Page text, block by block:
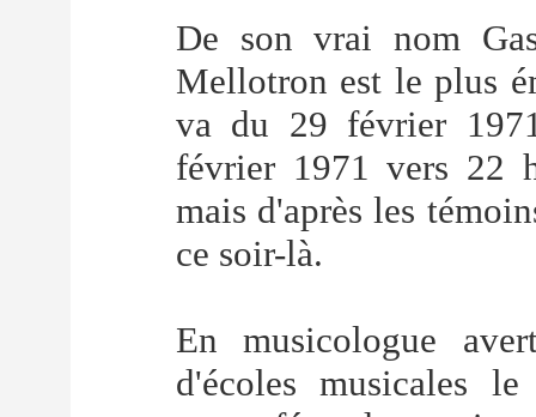
De son vrai nom
Mellotron est le plus
va du 29 février
février 1971 vers 22
mais d'après les
ce soir-là.
En musicologue
d'écoles musicales